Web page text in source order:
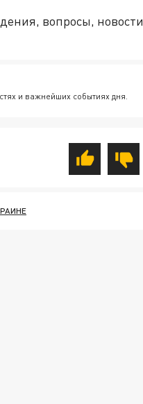
вопросы, новости
и важнейших событиях дня.